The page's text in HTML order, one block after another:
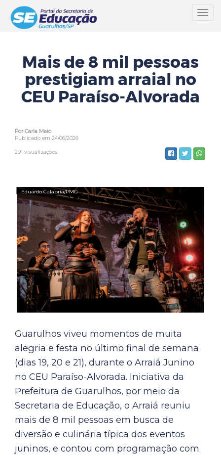
Mais de 8 mil pessoas
prestigiam arraial no
CEU Paraíso-Alvorada
Por Carla Maio
Publicado em 24/06/2026
291 visualizações
Guarulhos viveu momentos de muita
alegria e festa no último final de semana
(dias 19, 20 e 21), durante o Arraiá Junino
no CEU Paraíso-Alvorada. Iniciativa da
Prefeitura de Guarulhos, por meio da
Secretaria de Educação, o Arraiá reuniu
mais de 8 mil pessoas em busca de
diversão e culinária típica dos eventos
juninos, e contou com programação com